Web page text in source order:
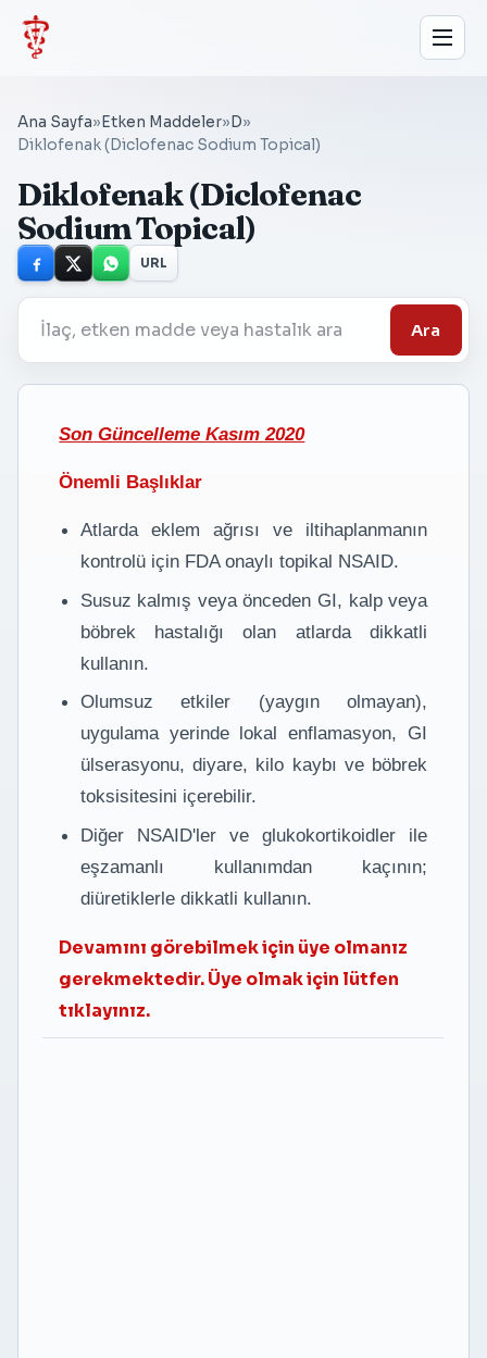
Ana Sayfa» Etken Maddeler» D»
Diklofenak (Diclofenac Sodium Topical)
Diklofenak (Diclofenac
Sodium Topical)
URL
Ara
Son Güncelleme Kasım 2020
Önemli Başlıklar
Atlarda eklem ağrısı ve iltihaplanmanın
kontrolü için FDA onaylı topikal NSAID.
Susuz kalmış veya önceden GI, kalp veya
böbrek hastalığı olan atlarda dikkatli
kullanın.
Olumsuz etkiler (yaygın olmayan),
uygulama yerinde lokal enflamasyon, GI
ülserasyonu, diyare, kilo kaybı ve böbrek
toksisitesini içerebilir.
Diğer NSAID'ler ve glukokortikoidler ile
eşzamanlı kullanımdan kaçının;
diüretiklerle dikkatli kullanın.
Devamını görebilmek için üye olmanız
gerekmektedir. Üye olmak için lütfen
tıklayınız.